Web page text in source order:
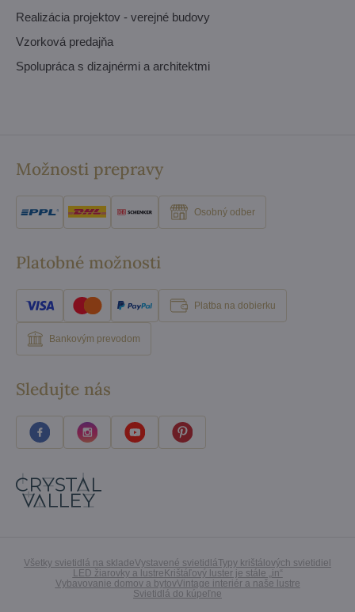
Realizácia projektov - verejné budovy
Vzorková predajňa
Spolupráca s dizajnérmi a architektmi
Možnosti prepravy
Osobný odber
Platobné možnosti
Platba na dobierku
Bankovým prevodom
Sledujte nás
Všetky svietidlá na skladeVystavené svietidláTypy krištálových svietidiel
LED žiarovky a lustreKrištáľový luster je stále „in“
Vybavovanie domov a bytovVintage interiér a naše lustre
Svietidlá do kúpeľne